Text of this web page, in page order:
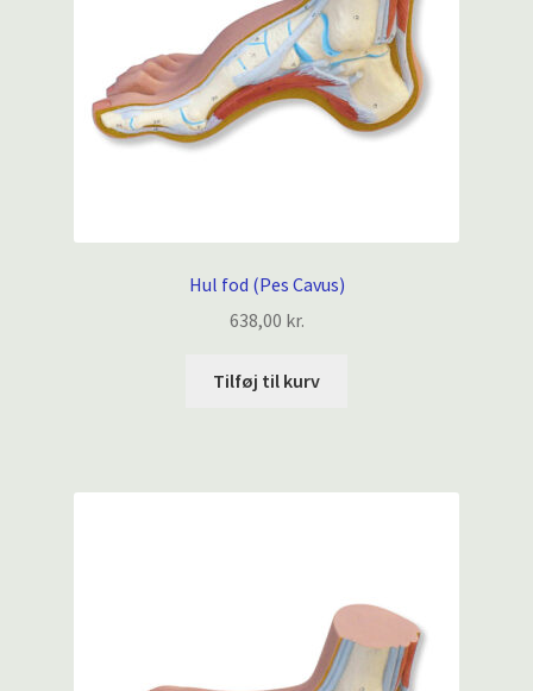
Hul fod (Pes Cavus)
638,00 kr.
Tilføj til kurv